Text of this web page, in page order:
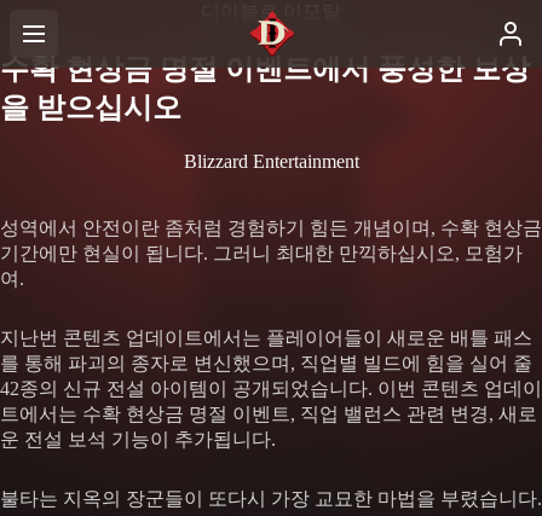
디아블로 이모탈
수확 현상금 명절 이벤트에서 풍성한 보상
을 받으십시오
Blizzard Entertainment
성역에서 안전이란 좀처럼 경험하기 힘든 개념이며, 수확 현상금
기간에만 현실이 됩니다. 그러니 최대한 만끽하십시오, 모험가
여.
지난번 콘텐츠 업데이트에서는 플레이어들이 새로운 배틀 패스
를 통해 파괴의 종자로 변신했으며, 직업별 빌드에 힘을 실어 줄
42종의 신규 전설 아이템이 공개되었습니다. 이번 콘텐츠 업데이
트에서는 수확 현상금 명절 이벤트, 직업 밸런스 관련 변경, 새로
운 전설 보석 기능이 추가됩니다.
불타는 지옥의 장군들이 또다시 가장 교묘한 마법을 부렸습니다.